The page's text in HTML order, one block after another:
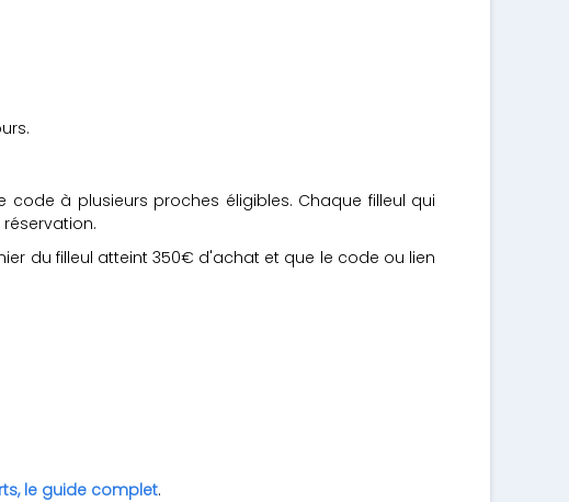
à plusieurs proches éligibles. Chaque filleul qui
du filleul atteint 350€ d'achat et que le code ou lien
le guide complet.